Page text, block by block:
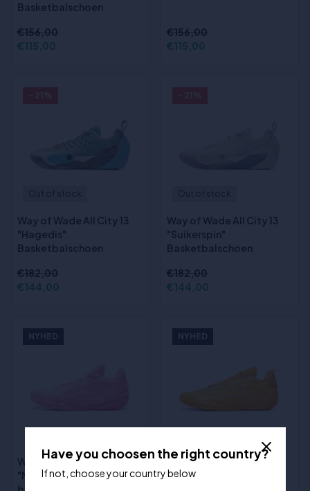
Basketbalschoen
€156,00
€115,00
€156,00
€115,00
Way of Wade All City 13
"Hagedis"
Basketbalschoen
€182,00
€144,00
Way of Wade All City 13
"Suikerspin"
Basketbalschoen
€182,00
€144,00
NYHED
Way of Wade 808 5 Ultra
"Miami Nights"
NYHED
Way of Wade 808 5 Ultra
v2 "Orange"
Have you choosen the right country?
If not, choose your country below